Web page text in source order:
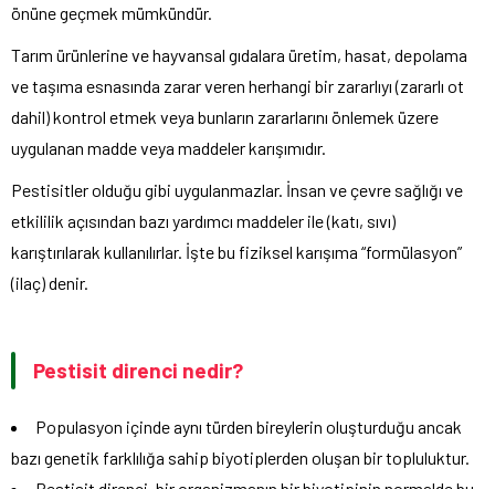
önüne geçmek mümkündür.
Tarım ürünlerine ve hayvansal gıdalara üretim, hasat, depolama
ve taşıma esnasında zarar veren herhangi bir zararlıyı (zararlı ot
dahil) kontrol etmek veya bunların zararlarını önlemek üzere
uygulanan madde veya maddeler karışımıdır.
Pestisitler olduğu gibi uygulanmazlar. İnsan ve çevre sağlığı ve
etkililik açısından bazı yardımcı maddeler ile (katı, sıvı)
karıştırılarak kullanılırlar. İşte bu fiziksel karışıma “formülasyon”
(ilaç) denir.
Pestisit direnci nedir?
Populasyon içinde aynı türden bireylerin oluşturduğu ancak
bazı genetik farklılığa sahip biyotiplerden oluşan bir topluluktur.